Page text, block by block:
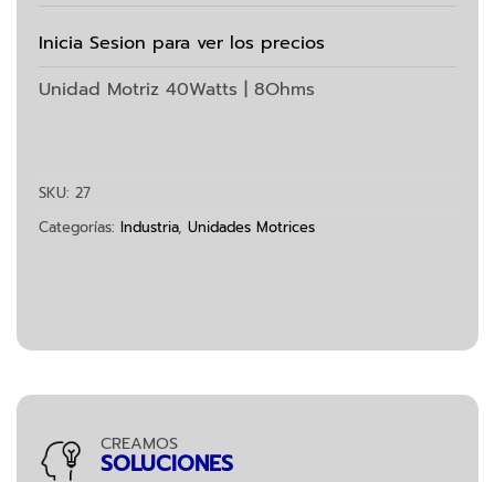
Inicia Sesion para ver los precios
Unidad Motriz 40Watts | 8Ohms
SKU: 27
Categorías: Industria, Unidades Motrices
CREAMOS
SOLUCIONES